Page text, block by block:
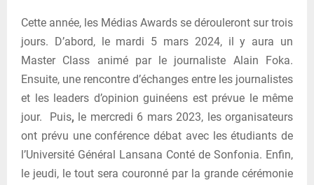
Cette année, les Médias Awards se dérouleront sur trois
jours. D’abord, le mardi 5 mars 2024, il y aura un
Master Class animé par le journaliste Alain Foka.
Ensuite, une rencontre d’échanges entre les journalistes
et les leaders d’opinion guinéens est prévue le même
jour. Puis, le mercredi 6 mars 2023, les organisateurs
ont prévu une conférence débat avec les étudiants de
l’Université Général Lansana Conté de Sonfonia. Enfin,
le jeudi, le tout sera couronné par la grande cérémonie